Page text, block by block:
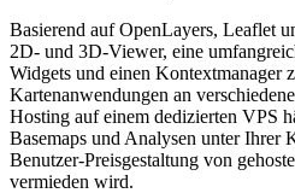
Basierend auf OpenLayers, Leaflet
2D- und 3D-Viewer, eine
Widgets und einen Kontextmanager
Kartenanwendungen an
Hosting auf einem dedizierten VPS
Basemaps und Analysen unter Ihrer
Benutzer-Preisgestaltung von
vermieden wird.